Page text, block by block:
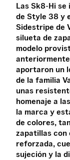
Las Sk8-Hi
de Style 38 y
Sidestripe de
silueta de
modelo
aportaron un
de la familia
unas
homenaje a
la marca y
de colores,
zapatillas con
reforzada,
sujeción y la